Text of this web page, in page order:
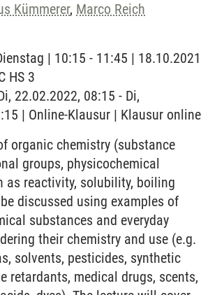
Kümmerer, Marco Reich
| 10:15 - 11:45 | 18.10.2021
HS 3
22.02.2022, 08:15 - Di,
| Online-Klausur | Klausur online
organic chemistry (substance
groups, physicochemical
as reactivity, solubility, boiling
discussed using examples of
substances and everyday
their chemistry and use (e.g.
solvents, pesticides, synthetic
retardants, medical drugs, scents,